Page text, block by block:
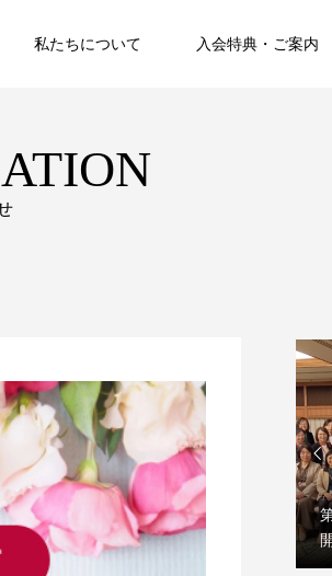
私たちについて 入会特典・ご案内

第２回WAFPフェスタ（2024年11月7日
催）